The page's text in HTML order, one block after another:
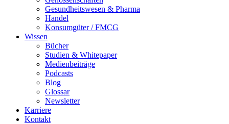
Gesundheitswesen & Pharma
Handel
Konsumgüter / FMCG
Wissen
Bücher
Studien & Whitepaper
Medienbeiträge
Podcasts
Blog
Glossar
Newsletter
Karriere
Kontakt